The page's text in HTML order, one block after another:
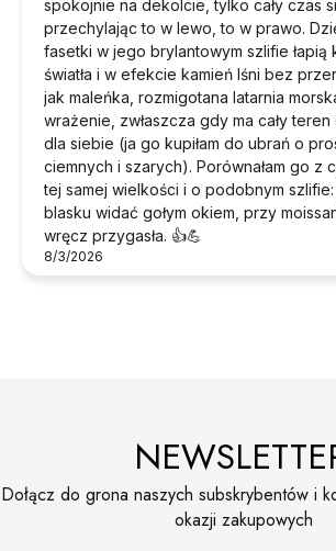
spokojnie na dekolcie, tylko cały czas
przechylając to w lewo, to w prawo.
fasetki w jego brylantowym szlifie łapią
światła i w efekcie kamień lśni bez
jak maleńka, rozmigotana latarnia
wrażenie, zwłaszcza gdy ma cały
dla siebie (ja go kupiłam do ubrań o
ciemnych i szarych). Porównałam go z
tej samej wielkości i o podobnym
blasku widać gołym okiem, przy
wręcz przygasła. 👍️💪
8/3/2026
Dołącz do grona naszych subskrybentów i
okazji zakupowych